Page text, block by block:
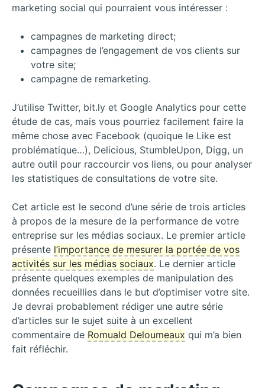
marketing social qui pourraient vous intéresser :
campagnes de marketing direct;
campagnes de l’engagement de vos clients sur
votre site;
campagne de remarketing.
J’utilise Twitter, bit.ly et Google Analytics pour cette
étude de cas, mais vous pourriez facilement faire la
même chose avec Facebook (quoique le Like est
problématique…), Delicious, StumbleUpon, Digg, un
autre outil pour raccourcir vos liens, ou pour analyser
les statistiques de consultations de votre site.
Cet article est le second d’une série de trois articles
à propos de la mesure de la performance de votre
entreprise sur les médias sociaux. Le premier article
présente l’importance de mesurer la portée de vos
activités sur les médias sociaux. Le dernier article
présente quelques exemples de manipulation des
données recueillies dans le but d’optimiser votre site.
Je devrai probablement rédiger une autre série
d’articles sur le sujet suite à un excellent
commentaire de Romuald Deloumeaux qui m’a bien
fait réfléchir.